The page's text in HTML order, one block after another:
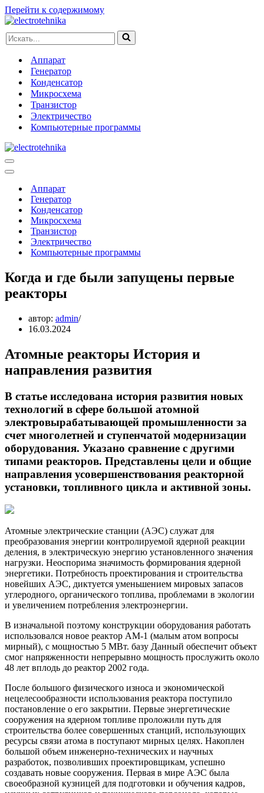
Перейти к содержимому
Искать...
Аппарат
Генератор
Конденсатор
Микросхема
Транзистор
Электричество
Компьютерные программы
Меню
навигации
Меню
навигацииАппарат
Генератор
Конденсатор
Микросхема
Транзистор
Электричество
Компьютерные программы
Когда и где были запущены первые
реакторы
автор: admin
16.03.2024
Атомные реакторы История и
направления развития
В статье исследована история развития новых
технологий в сфере большой атомной
электровырабатывающей промышленности за
счет многолетней и ступенчатой модернизации
оборудования. Указано сравнение с другими
типами реакторов. Представлены цели и общие
направления усовершенствования реакторной
установки, топливного цикла и активной зоны.
Атомные электрические станции (АЭС) служат для
преобразования энергии контролируемой ядерной реакции
деления, в электрическую энергию установленного значения
нагрузки. Неоспорима значимость формирования ядерной
энергетики. Потребность проектирования и строительства
новейших АЭС, диктуется уменьшением мировых запасов
углеродного, органического топлива, проблемами в экологии
и увеличением потребления электроэнергии.
В изначальной поэтому конструкции оборудования работать
использовался новое реактор АМ-1 (малым атом вопросы
мирный), с мощностью 5 МВт. базу Данный обеспечит объект
смог напряженности непрерывно мощность прослужить около
48 лет вплодь до реактор 2002 года.
После большого физического износа и экономической
нецелесообразности использования реактора поступило
постановление о его закрытии. Первые энергетические
сооружения на ядерном топливе проложили путь для
строительства более совершенных станций, использующих
ресурсы связи атома в поступают мирных целях. Накоплен
большой объем инженерно-технических и научных
разработок, позволивших проектировщикам, успешно
создавать новые сооружения. Первая в мире АЭС была
своеобразной кузницей для подготовки и обучения кадров,